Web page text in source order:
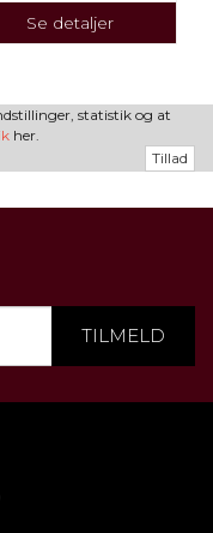
Se detaljer
statistik og at
her.
Tillad
TILMELD